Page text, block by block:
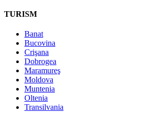
TURISM
Banat
Bucovina
Crişana
Dobrogea
Maramureş
Moldova
Muntenia
Oltenia
Transilvania